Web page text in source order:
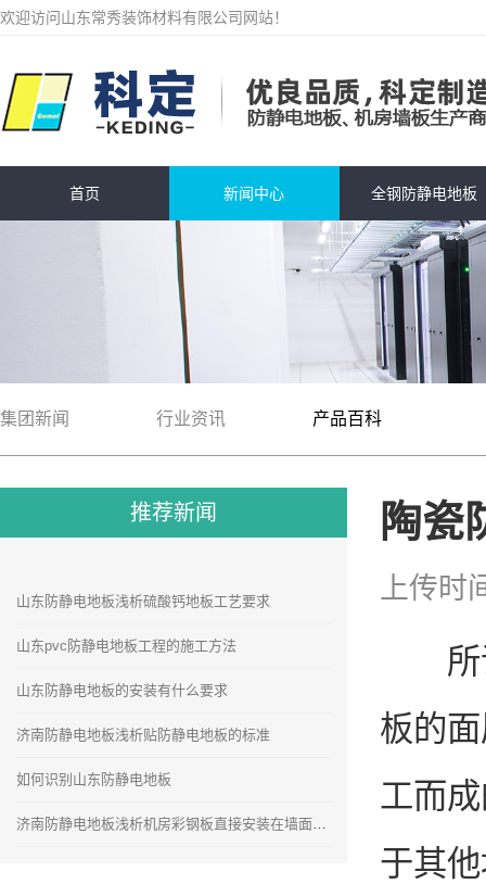
欢迎访问山东常秀装饰材料有限公司网站！
首页 新闻中心 全钢防静电地板
集团新闻 行业资讯 产品百科
推荐新闻
山东防静电地板浅析硫酸钙地板工艺要求
山东pvc防静电地板工程的施工方法
山东防静电地板的安装有什么要求
济南防静电地板浅析贴防静电地板的标准
如何识别山东防静电地板
陶瓷
上传时
所谓
板的
工而
于其